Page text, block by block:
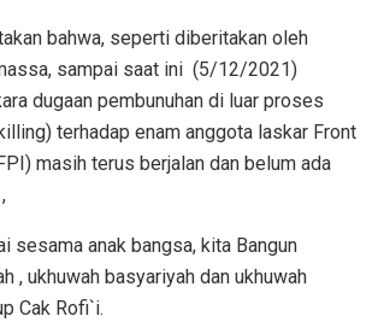
bahwa, seperti diberitakan oleh
sampai saat ini (5/12/2021)
dugaan pembunuhan di luar proses
terhadap enam anggota laskar Front
masih terus berjalan dan belum ada
sesama anak bangsa, kita Bangun
, ukhuwah basyariyah dan ukhuwah
Cak Rofi`i.